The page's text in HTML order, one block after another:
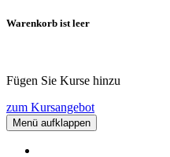
Warenkorb ist leer
Fügen Sie Kurse hinzu
zum Kursangebot
Menü aufklappen